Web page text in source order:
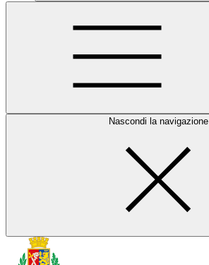
Nascondi la navigazione